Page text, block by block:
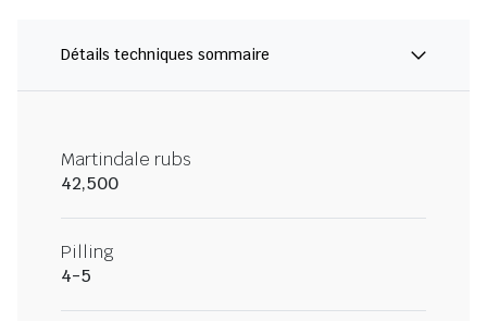
Détails techniques sommaire
Martindale rubs
42,500
Pilling
4-5